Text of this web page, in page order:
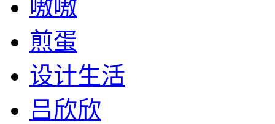
嗷嗷
煎蛋
设计生活
吕欣欣